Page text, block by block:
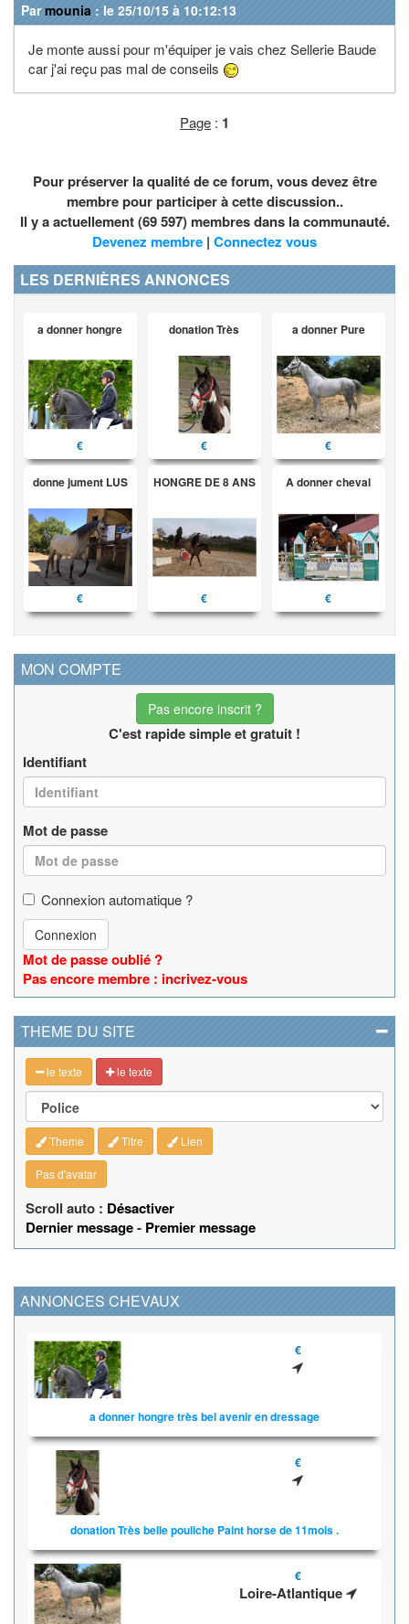
Parmounia : le 25/10/15 à 10:12:13
Je monte aussi pour m'équiper je vais chez Sellerie Baude
car j'ai reçu pas mal de conseils
Page : 1
Pour préserver la qualité de ce forum, vous devez être
membre pour participer à cette discussion..
Il y a actuellement (69 597) membres dans la communauté.
Devenez membre | Connectez vous
LES DERNIÈRES ANNONCES
a donner hongre
€
donation Très
€
a donner Pure
€
donne jument LUS
€
HONGRE DE 8 ANS
€
A donner cheval
€
MON COMPTE
Pas encore inscrit ?
C'est rapide simple et gratuit !
Identifiant
Mot de passe
Connexion automatique ?
Connexion
Mot de passe oublié ?
Pas encore membre : incrivez-vous
THEME DU SITE
le texte le texte
Theme Titre Lien
Pas d'avatar
Scroll auto : Désactiver
Dernier message- Premier message
ANNONCES CHEVAUX
€
a donner hongre très bel avenir en dressage
€
donation Très belle pouliche Paint horse de 11mois .
€
Loire-Atlantique